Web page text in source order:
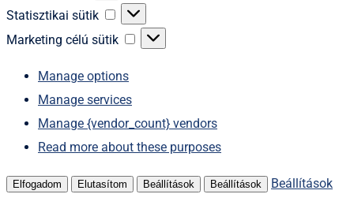
Statisztikai sütik
Statisztikai
sütik
Marketing célú sütik
Marketing
Manage options
Manage services
Manage {vendor_count} vendors
Read more about these purposes
Elfogadom Elutasítom Beállítások Beállítások Beállítások